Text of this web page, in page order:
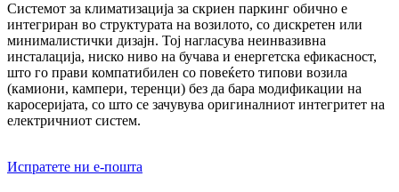
Системот за климатизација за скриен паркинг обично е
интегриран во структурата на возилото, со дискретен или
минималистички дизајн. Тој нагласува неинвазивна
инсталација, ниско ниво на бучава и енергетска ефикасност,
што го прави компатибилен со повеќето типови возила
(камиони, кампери, теренци) без да бара модификации на
каросеријата, со што се зачувува оригиналниот интегритет на
електричниот систем.
Испратете ни е-пошта